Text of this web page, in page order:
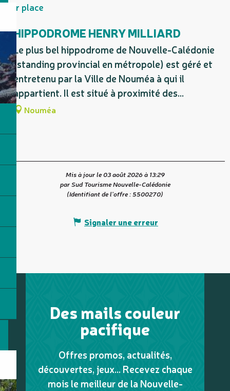
Sur place
HIPPODROME HENRY MILLIARD
Le plus bel hippodrome de Nouvelle-Calédonie
(standing provincial en métropole) est géré et
entretenu par la Ville de Nouméa à qui il
appartient. Il est situé à proximité des...
Nouméa
Mis à jour le 03 août 2026 à 13:29
par Sud Tourisme Nouvelle-Calédonie
(Identifiant de l'offre :5500270)
Signaler une erreur
Des mails couleur
pacifique
Offres promos, actualités,
découvertes, jeux... Recevez chaque
mois le meilleur de la Nouvelle-